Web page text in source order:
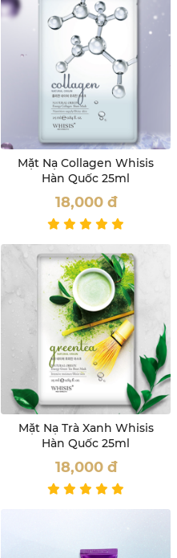
Mặt Nạ Collagen Whisis
Hàn Quốc 25ml
18,000 đ
Mặt Nạ Trà Xanh Whisis
Hàn Quốc 25ml
18,000 đ